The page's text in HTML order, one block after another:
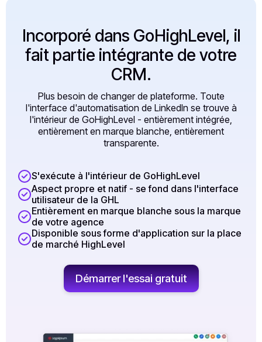
Incorporé dans GoHighLevel, il
fait partie intégrante de votre
CRM.
Plus besoin de changer de plateforme. Toute
l'interface d'automatisation de LinkedIn se trouve à
l'intérieur de GoHighLevel - entièrement intégrée,
entièrement en marque blanche, entièrement
transparente.
S'exécute à l'intérieur de GoHighLevel
Aspect propre et natif - se fond dans l'interface
utilisateur de la GHL
Entièrement en marque blanche sous la marque
de votre agence
Disponible sous forme d'application sur la place
de marché HighLevel
Démarrer l'essai gratuit